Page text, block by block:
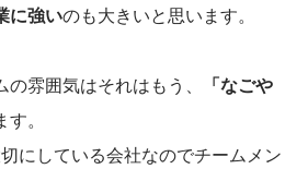
に強いのも大きいと思います。
雰囲気はそれはもう、
「なごや
。
にしている会社なのでチームメン